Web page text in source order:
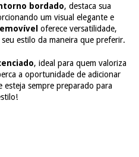
bordado, destaca sua
um visual elegante e
oferece versatilidade,
estilo da maneira que preferir.
, ideal para quem valoriza
a oportunidade de adicionar
esteja sempre preparado para